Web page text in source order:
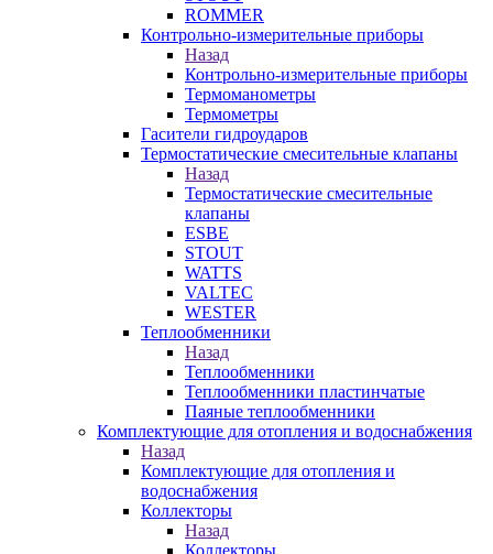
ROMMER
Контрольно-измерительные приборы
Назад
Контрольно-измерительные приборы
Термоманометры
Термометры
Гасители гидроударов
Термостатические смесительные клапаны
Назад
Термостатические смесительные
клапаны
ESBE
STOUT
WATTS
VALTEC
WESTER
Теплообменники
Назад
Теплообменники
Теплообменники пластинчатые
Паяные теплообменники
Комплектующие для отопления и водоснабжения
Назад
Комплектующие для отопления и
водоснабжения
Коллекторы
Назад
Коллекторы